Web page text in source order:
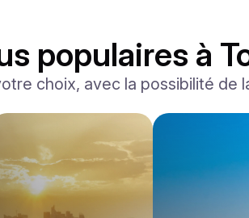
€
dès maintenant
populaires à
choix, avec la possibilité de